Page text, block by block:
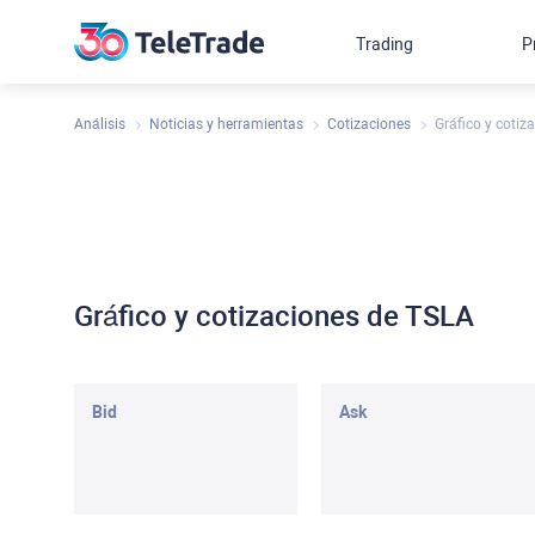
Análisis Noticias y herramientas Cotizaciones Gráfico y
Gráfico y cotizaciones de TSLA
Bid Ask
Trading